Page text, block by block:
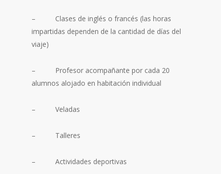
– Clases de inglés o francés (las horas
impartidas dependen de la cantidad de días del
viaje)
– Profesor acompañante por cada 20
alumnos alojado en habitación individual
– Veladas
– Talleres
– Actividades deportivas